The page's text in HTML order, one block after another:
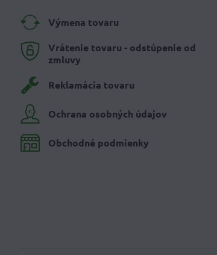
Výmena tovaru
Vrátenie tovaru - odstúpenie od
zmluvy
Reklamácia tovaru
Ochrana osobných údajov
Obchodné podmienky